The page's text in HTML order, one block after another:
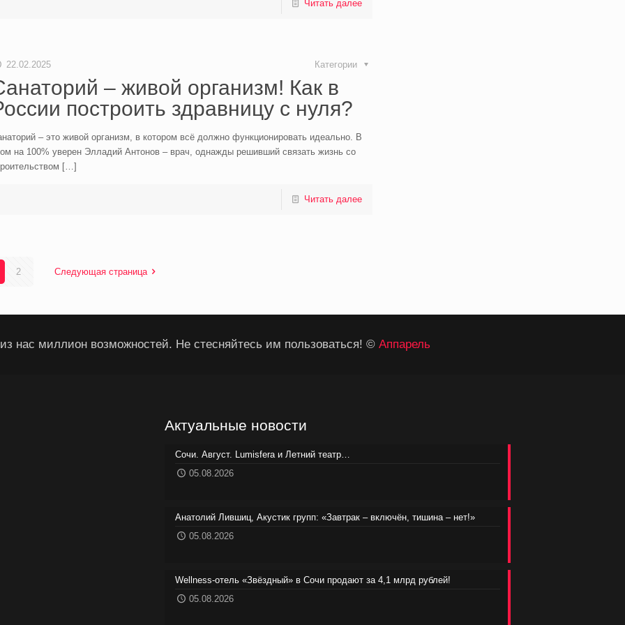
Читать далее
22.02.2025 Категории
– живой организм! Как в
построить здравницу с нуля?
– это живой организм, в котором всё должно функционировать идеально. В
на 100% уверен Элладий Антонов – врач, однажды решивший связать жизнь со
[…]
Читать далее
2 Следующая страница
нас миллион возможностей. Не стесняйтесь им пользоваться! © Аппарель
Актуальные новости
Сочи. Август. Lumisfera и Летний театр…
05.08.2026
Анатолий Лившиц, Акустик групп: «Завтрак – включён, тишина – нет!»
05.08.2026
Wellness-отель «Звёздный» в Сочи продают за 4,1 млрд рублей!
05.08.2026